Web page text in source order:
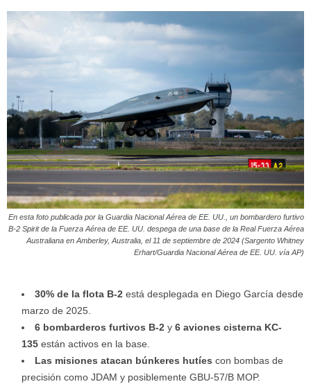
En esta foto publicada por la Guardia Nacional Aérea de EE. UU., un bombardero furtivo
B-2 Spirit de la Fuerza Aérea de EE. UU. despega de una base de la Real Fuerza Aérea
Australiana en Amberley, Australia, el 11 de septiembre de 2024 (Sargento Whitney
Erhart/Guardia Nacional Aérea de EE. UU. vía AP)
30% de la flota B-2 está desplegada en Diego García desde
marzo de 2025.
6 bombarderos furtivos B-2 y 6 aviones cisterna KC-
135 están activos en la base.
Las misiones atacan búnkeres hutíes con bombas de
precisión como JDAM y posiblemente GBU-57/B MOP.